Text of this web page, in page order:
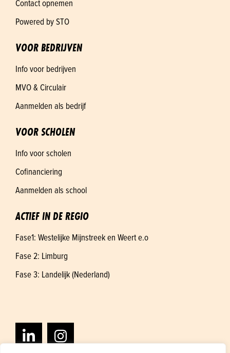
Contact opnemen
Powered by STO
VOOR BEDRIJVEN
Info voor bedrijven
MVO & Circulair
Aanmelden als bedrijf
VOOR SCHOLEN
Info voor scholen
Cofinanciering
Aanmelden als school
ACTIEF IN DE REGIO
Fase1: Westelijke Mijnstreek en Weert e.o
Fase 2: Limburg
Fase 3: Landelijk (Nederland)